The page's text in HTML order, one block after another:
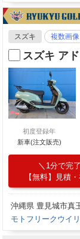
スズキ 複数画像
スズキ ア
初度登録年
新車(注文販売)
1分で完
【無料】見積
沖縄県 豊見城市真
モトフリークウイ